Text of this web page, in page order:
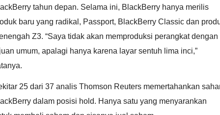
tahun depan. Selama ini, BlackBerry hanya merilis
baru yang radikal, Passport, BlackBerry Classic dan
Z3. “Saya tidak akan memproduksi perangkat dengan
umum, apalagi hanya karena layar sentuh lima inci,”
25 dari 37 analis Thomson Reuters memertahankan
dalam posisi hold. Hanya satu yang menyarankan